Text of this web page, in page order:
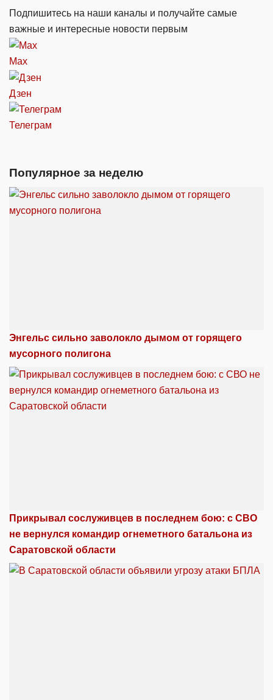
Подпишитесь на наши каналы и получайте самые
важные и интересные новости первым
Max
Дзен
Телеграм
Популярное за неделю
Энгельс сильно заволокло дымом от горящего
мусорного полигона
Прикрывал сослуживцев в последнем бою: с СВО
не вернулся командир огнеметного батальона из
Саратовской области